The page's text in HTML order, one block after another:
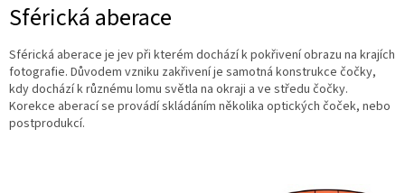
Sférická aberace
Sférická aberace je jev při kterém dochází k pokřivení obrazu na krajích
fotografie. Důvodem vzniku zakřivení je samotná konstrukce čočky,
kdy dochází k různému lomu světla na okraji a ve středu čočky.
Korekce aberací se provádí skládáním několika optických čoček, nebo
postprodukcí.